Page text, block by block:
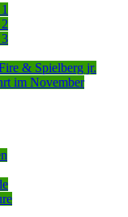
& Spielberg jr.
im November